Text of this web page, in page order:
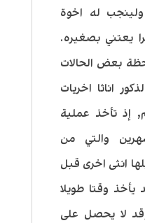
له اخوة
يعتني بصغيره.
بعض الحالات
اناثا اخريات
إذ تأخذ عملية
والتي من
انثى اخرى قبل
يأخذ وقتا طويلا
لا يحصل على